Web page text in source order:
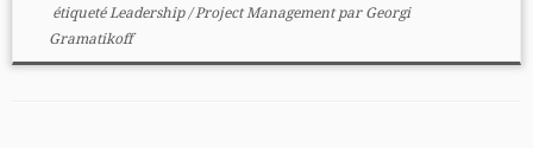
étiquetéLeadership/Project Managementpar Georgi
Gramatikoff